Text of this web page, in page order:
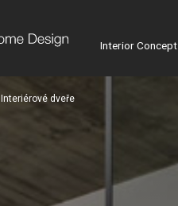
Interior Concept
Interiérové dveře